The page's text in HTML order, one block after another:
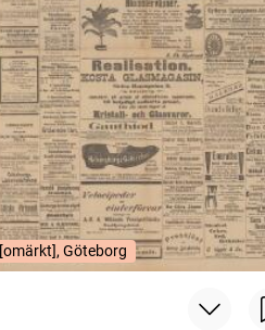
[omärkt], Göteborg